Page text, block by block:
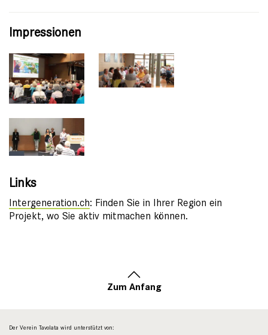
Impressionen
Links
Intergeneration.ch: Finden Sie in Ihrer Region ein
Projekt, wo Sie aktiv mitmachen können.
Zum Anfang
Der Verein Tavolata wird unterstützt von: